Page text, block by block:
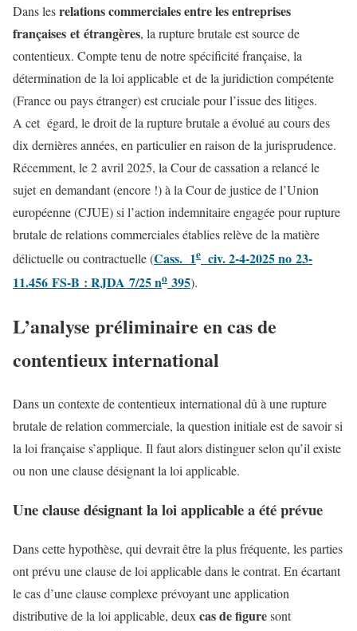
Dans lesrelations commerciales entre les entreprises
françaises et étrangères, la rupture brutale est source de
contentieux. Compte tenu de notre spécificité française, la
détermination de la loi applicable et de la juridiction compétente
(France ou pays étranger) est cruciale pour l’issue des litiges.
A cet égard, le droit de la rupture brutale a évolué au cours des
dix dernières années, en particulier en raison de la jurisprudence.
Récemment, le 2 avril 2025, la Cour de cassation a relancé le
sujet en demandant (encore !) à la Cour de justice de l’Union
européenne (CJUE) si l’action indemnitaire engagée pour rupture
brutale de relations commerciales établies relève de la matière
délictuelle ou contractuelle (Cass. 1e civ. 2-4-2025 no 23-
11.456 FS-B : RJDA 7/25 no 395).
L’analyse préliminaire en cas de
contentieux international
Dans un contexte de contentieux international dû à une rupture
brutale de relation commerciale, la question initiale est de savoir si
la loi française s’applique. Il faut alors distinguer selon qu’il existe
ou non une clause désignant la loi applicable.
Une clause désignant la loi applicable a été prévue
Dans cette hypothèse, qui devrait être la plus fréquente, les parties
ont prévu une clause de loi applicable dans le contrat. En écartant
le cas d’une clause complexe prévoyant une application
distributive de la loi applicable, deux cas defiguresont